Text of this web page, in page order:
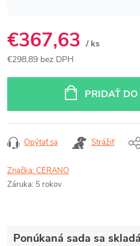
€367,63 / ks
€298,89 bez DPH
PRIDAŤ
Opýtať sa Strážiť
Značka:CERANO
Záruka: 5 rokov
Ponúkaná sada sa